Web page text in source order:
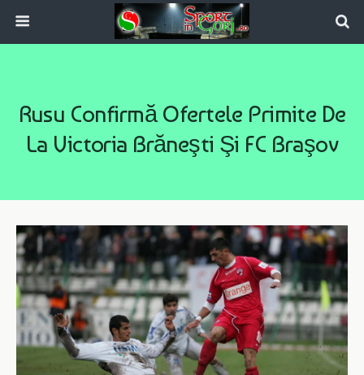
Rusu Confirmă Ofertele Primite De
La Victoria Brăneşti Şi FC Braşov